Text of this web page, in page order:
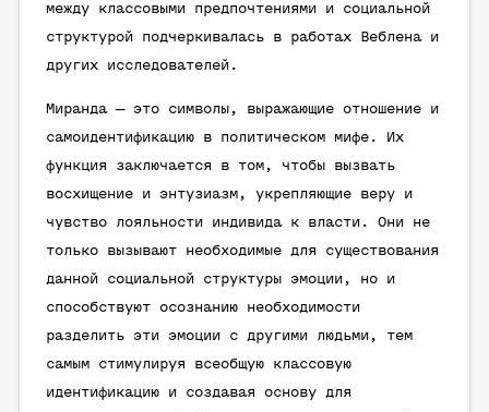
между классовыми предпочтениями и социальной
структурой подчеркивалась в работах Веблена и
других исследователей.
Миранда — это символы, выражающие отношение и
самоидентификацию в политическом мифе. Их
функция заключается в том, чтобы вызвать
восхищение и энтузиазм, укрепляющие веру и
чувство лояльности индивида к власти. Они не
только вызывают необходимые для существования
данной социальной структуры эмоции, но и
способствуют осознанию необходимости
разделить эти эмоции с другими людьми, тем
самым стимулируя всеобщую классовую
идентификацию и создавая основу для